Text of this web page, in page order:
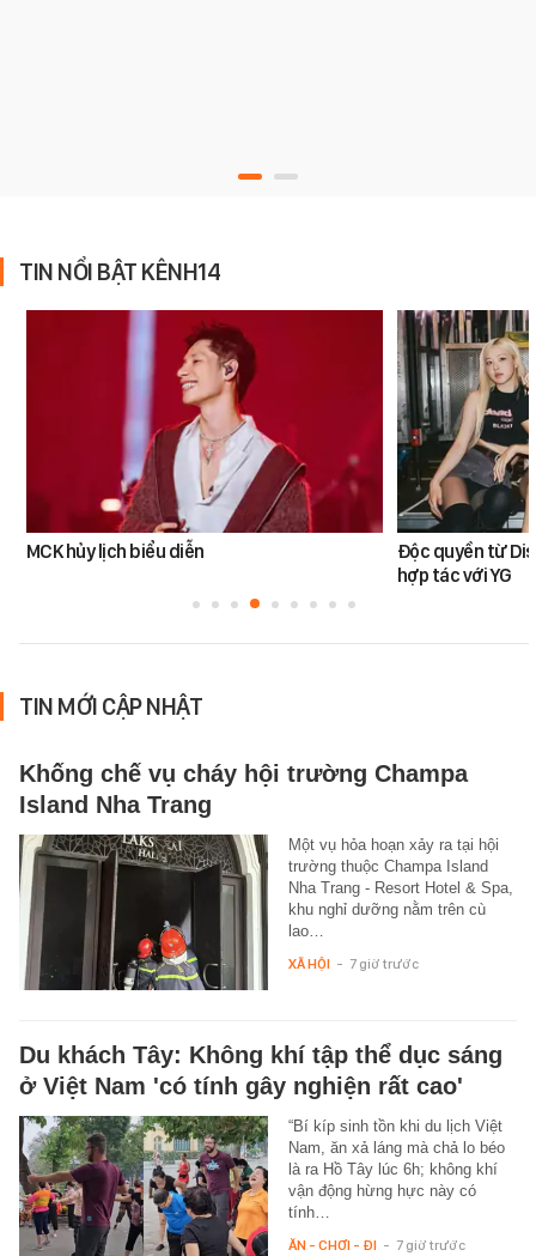
TIN NỔI BẬT KÊNH14
MCK hủy lịch biểu diễn
Độc quyền từ
hợp tác với YG
TIN MỚI CẬP NHẬT
Khống chế vụ cháy hội trường Champa
Island Nha Trang
Một vụ hỏa hoạn xảy ra tại hội
trường thuộc Champa Island
Nha Trang - Resort Hotel & Spa,
khu nghỉ dưỡng nằm trên cù
lao…
XÃ HỘI - 7 giờ trước
Du khách Tây: Không khí tập thể dục sáng
ở Việt Nam 'có tính gây nghiện rất cao'
“Bí kíp sinh tồn khi du lịch Việt
Nam, ăn xả láng mà chả lo béo
là ra Hồ Tây lúc 6h; không khí
vận động hừng hực này có
tính…
ĂN - CHƠI - ĐI - 7 giờ trước